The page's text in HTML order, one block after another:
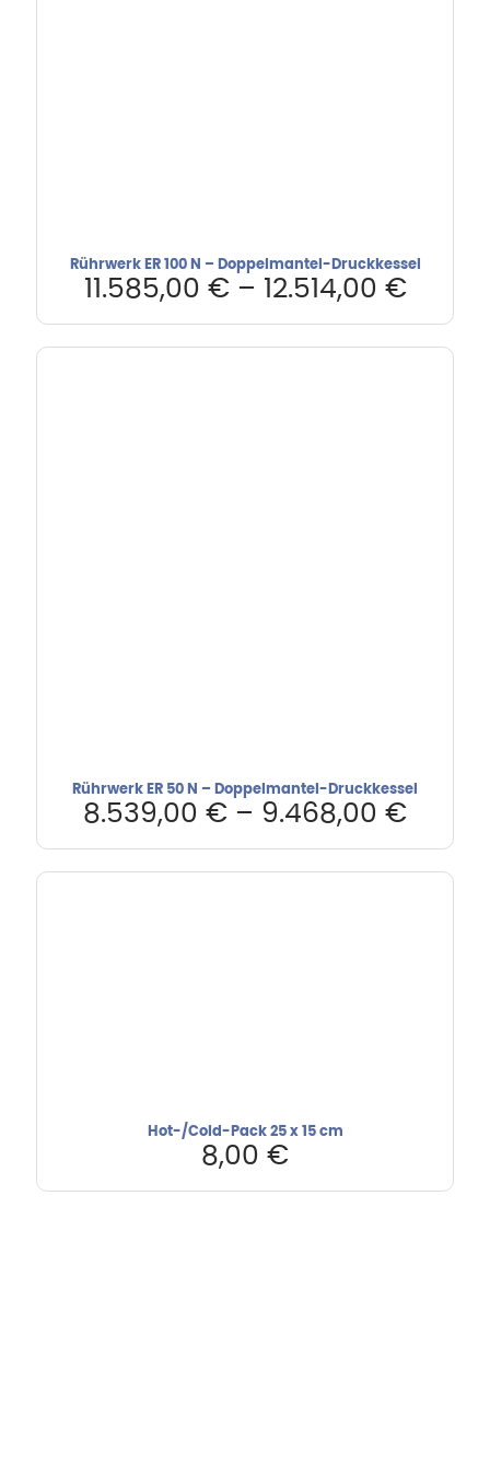
Rührwerk ER 100 N – Doppelmantel-Druckkessel
11.585,00 €– 12.514,00 €
Rührwerk ER 50 N – Doppelmantel-Druckkessel
8.539,00 € – 9.468,00 €
Hot-/Cold-Pack 25 x 15 cm
8,00 €